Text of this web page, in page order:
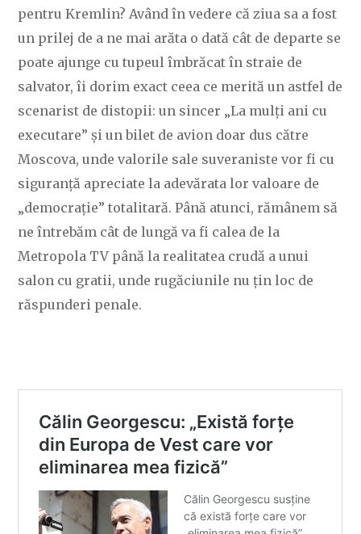
pentru Kremlin? Având în vedere că ziua sa a fost
un prilej de a ne mai arăta o dată cât de departe se
poate ajunge cu tupeul îmbrăcat în straie de
salvator, îi dorim exact ceea ce merită un astfel de
scenarist de distopii: un sincer „La mulți ani cu
executare” și un bilet de avion doar dus către
Moscova, unde valorile sale suveraniste vor fi cu
siguranță apreciate la adevărata lor valoare de
„democrație” totalitară. Până atunci, rămânem să
ne întrebăm cât de lungă va fi calea de la
Metropola TV până la realitatea crudă a unui
salon cu gratii, unde rugăciunile nu țin loc de
răspunderi penale.